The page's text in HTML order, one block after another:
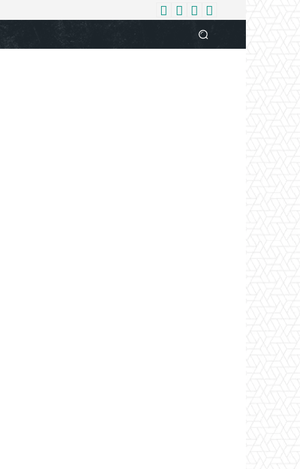
बिजनेस आपकी आवाज